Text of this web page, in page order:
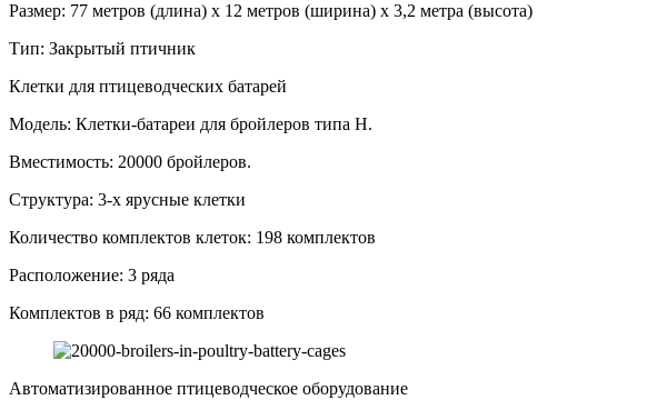
Размер: 77 метров (длина) х 12 метров (ширина) х 3,2 метра (высота)
Тип: Закрытый птичник
Клетки для птицеводческих батарей
Модель: Клетки-батареи для бройлеров типа H.
Вместимость: 20000 бройлеров.
Структура: 3-х ярусные клетки
Количество комплектов клеток: 198 комплектов
Расположение: 3 ряда
Комплектов в ряд: 66 комплектов
Автоматизированное птицеводческое оборудование